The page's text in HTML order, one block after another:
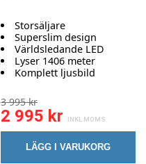
Storsäljare
Superslim design
Världsledande LED
Lyser 1406 meter
Komplett ljusbild
3 995 kr
2 995 kr
LÄGG I VARUKORG